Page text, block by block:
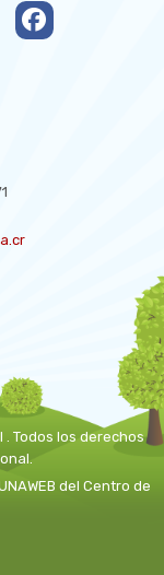
empty
Todos los derechos
del Centro de